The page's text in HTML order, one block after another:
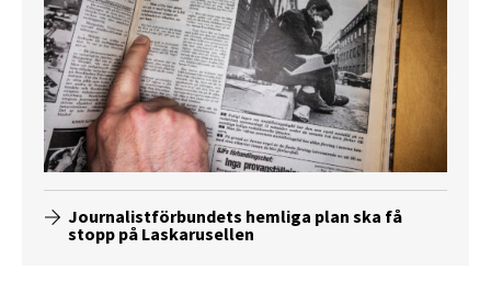
Journalistförbundets hemliga plan ska få
stopp på Laskarusellen